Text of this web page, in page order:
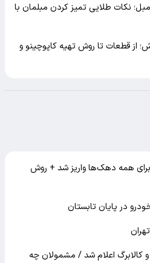
نکات طلایی تمیز کردن مبلمان با
از قطعات تا روش تهیه کاپوچینو و
یارانه 2 میلیونی مرداد 1405 برای همه دهک‌ها واریز شد + روش
در پایان تابستان
و کالابرگ اعلام شد / مشمولان چه